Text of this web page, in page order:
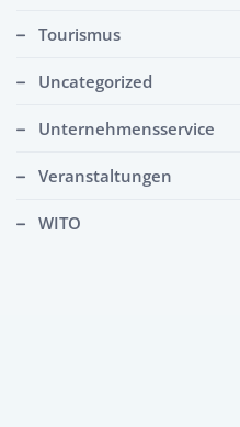
Tourismus
Uncategorized
Unternehmensservice
Veranstaltungen
WITO